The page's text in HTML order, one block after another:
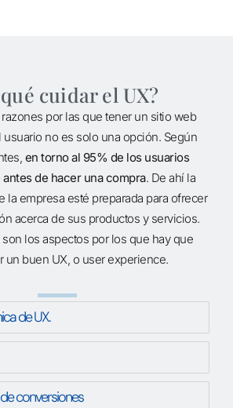
cuidar el UX?
por las que tener un sitio web
usuario no es solo una opción. Según
en torno al 95% de los usuarios
de hacer una compra. De ahí la
la empresa esté preparada para ofrecer
acerca de sus productos y servicios.
los aspectos por los que hay que
un buen UX, o user experience.
de UX.
conversiones